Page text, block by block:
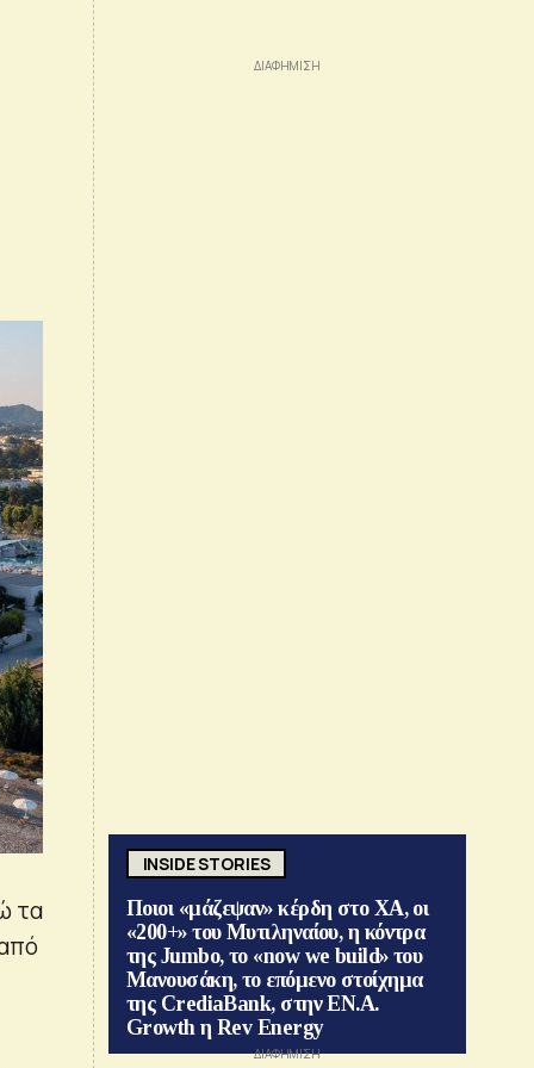
τα
INSIDE STORIES
Ποιοι «μάζεψαν» κέρδη στο ΧΑ, οι
«200+» του Μυτιληναίου, η κόντρα
της Jumbo, το «now we build» του
Μανουσάκη, το επόμενο στοίχημα
της CrediaBank, στην ΕΝ.Α.
Growth η Rev Energy